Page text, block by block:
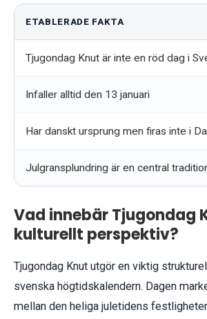
ETABLERADE FAKTA
Tjugondag Knut är inte en röd dag i
Infaller alltid den 13 januari
Har danskt ursprung men firas inte i
Julgransplundring är en central
Vad innebär Tjugondag
kulturellt perspektiv?
Tjugondag Knut utgör en viktig
svenska högtidskalendern. Dagen
mellan den heliga juletidens